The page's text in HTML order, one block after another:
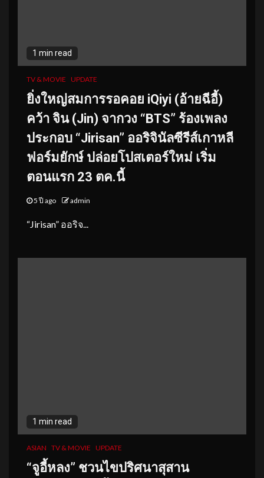
1 min read
TV & MOVIE UPDATE
ยิ่งใหญ่สมการรอคอย iQiyi (อ้ายฉีอี้)
คว้า จิน (Jin) จากวง “BTS” ร้องเพลง
ประกอบ “Jirisan” ออริจินัลซีรีส์เกาหลี
ฟอร์มยักษ์ ปล่อยโปสเตอร์ใหม่ เริ่ม
ตอนแรก 23 ตค.นี้
5 ปี ago admin
“Jirisan” ออริจ...
1 min read
ASIAN TV & MOVIE UPDATE
“จูอี้หลง” ชวนไขปริศนาสุสาน